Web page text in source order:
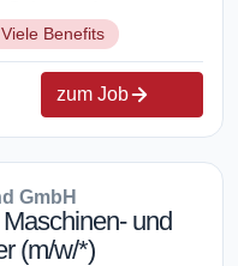
Viele Benefits
zum Job
GmbH
und
(m/w/*)